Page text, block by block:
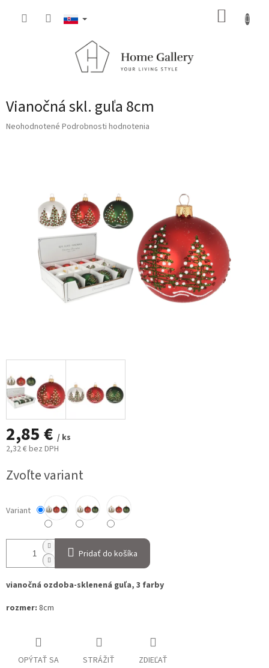
Vianočná skl. guľa 8cm
Priemerné
hviezdičiek.
Neohodnotené Podrobnosti hodnotenia
2,85 € / ks
2,32 € bez DPH
cena:
Zvoľte variant
Variant
Pridať do košíka
vianočná ozdoba-sklenená guľa, 3 farby
rozmer: 8cm
OPÝTAŤ SA STRÁŽIŤ ZDIEĽAŤ